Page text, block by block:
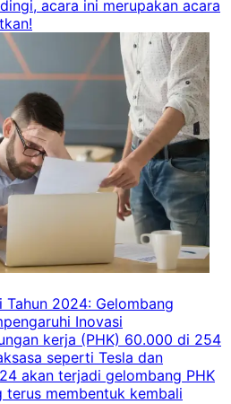
acara ini merupakan acara
2024: Gelombang
Inovasi
kerja (PHK) 60.000 di 254
seperti Tesla dan
akan terjadi gelombang PHK
membentuk kembali